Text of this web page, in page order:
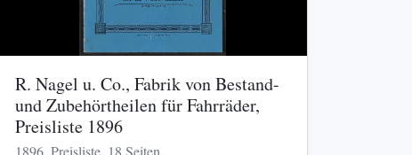
R. Nagel u. Co., Fabrik von Bestand-
und Zubehörtheilen für Fahrräder,
Preisliste 1896
1896, Preisliste, 18 Seiten